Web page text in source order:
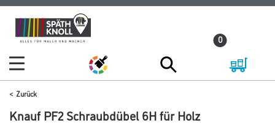
Zum
Inhalt
Zum
Navigationsmenü
0
Zurück
Knauf PF2 Schraubdübel 6H für Holz